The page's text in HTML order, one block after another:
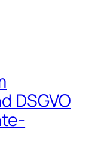
DSGVO